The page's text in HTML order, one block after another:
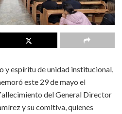
y espíritu de unidad institucional,
este 29 de mayo el
del General Director
y su comitiva, quienes